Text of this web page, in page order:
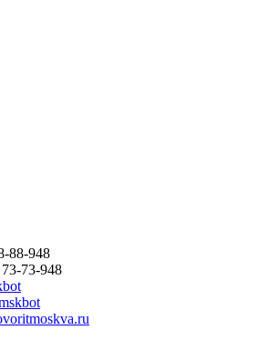
88-948
73-948